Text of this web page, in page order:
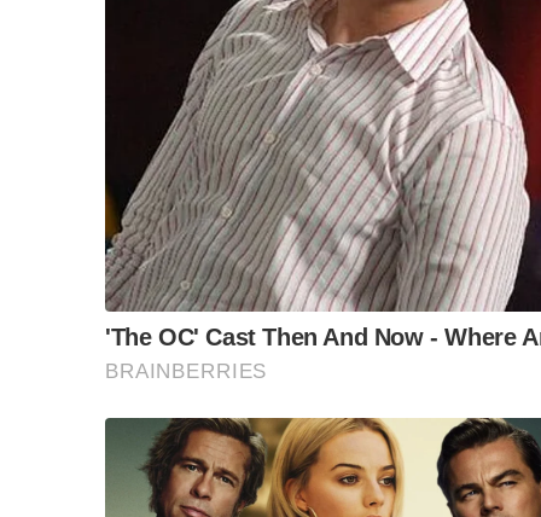
“วันวิชิต” ชี้ระบบเ
ล็อบบี้ทุกกลุ่ม ส่วน
ฐานเส้นเงิน ล็อกโ
ข้อสันนิษฐาน สร้า
Impact ทา